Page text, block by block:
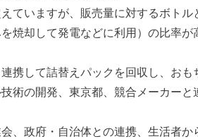
ていますが、販売量に対するボト
焼却して発電などに利用）の比率
携して詰替えパックを回収し、お
術の開発、東京都、競合メーカー
、政府・自治体との連携、生活者